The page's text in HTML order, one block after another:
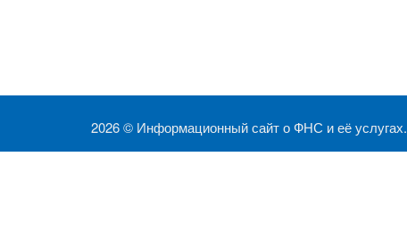
2026 © Информационный сайт о ФНС и её услугах.